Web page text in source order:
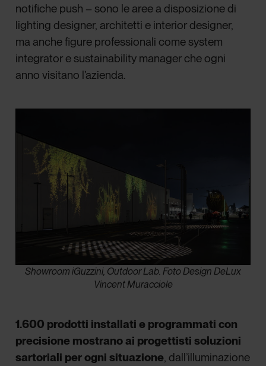
notifiche push – sono le aree a disposizione di
lighting designer, architetti e interior designer,
ma anche figure professionali come system
integrator e sustainability manager che ogni
anno visitano l’azienda.
Showroom iGuzzini, Outdoor Lab. Foto Design DeLux
Vincent Muracciole
1.600 prodotti installati e programmati con
precisione mostrano ai progettisti soluzioni
sartoriali per ogni situazione, dall’illuminazione